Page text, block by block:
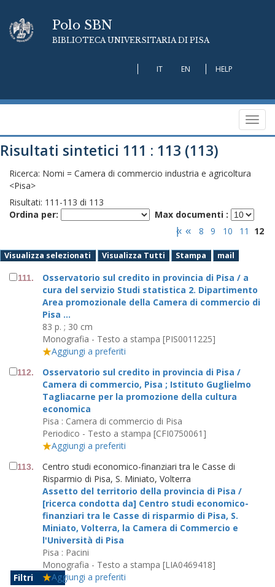
Polo SBN
BIBLIOTECA UNIVERSITARIA DI PISA
IT EN HELP
Risultati sintetici 111 : 113 (113)
Ricerca: Nomi = Camera di commercio industria e agricoltura
<Pisa>
Risultati: 111 -113 di 113
Ordina per:
Max documenti :
|« « 8 9 10 11 12
Visualizza selezionati Visualizza Tutti Stampa mail
111.
Osservatorio sul credito in provincia di Pisa / a
cura del servizio Studi statistica 2. Dipartimento
Area promozionale della Camera di commercio di
Pisa ...
83 p. ; 30 cm
Monografia - Testo a stampa [PIS0011225]
Aggiungi a preferiti
112.
Osservatorio sul credito in provincia di Pisa /
Camera di commercio, Pisa ; Istituto Guglielmo
Tagliacarne per la promozione della cultura
economica
Pisa : Camera di commercio di Pisa
Periodico - Testo a stampa [CFI0750061]
Aggiungi a preferiti
113.
Centro studi economico-finanziari tra le Casse di
Risparmio di Pisa, S. Miniato, Volterra
Assetto del territorio della provincia di Pisa /
[ricerca condotta da] Centro studi economico-
finanziari tra le Casse di risparmio di Pisa, S.
Miniato, Volterra, la Camera di Commercio e
l'Università di Pisa
Pisa : Pacini
Monografia - Testo a stampa [LIA0469418]
Aggiungi a preferiti
Filtri